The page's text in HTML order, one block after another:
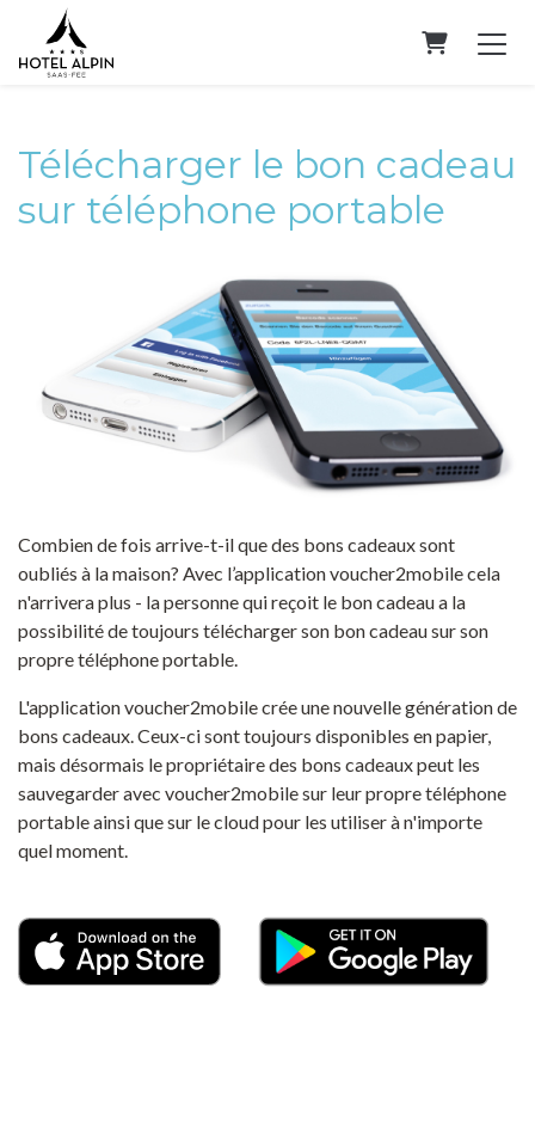
PANIER
Télécharger le bon cadeau
sur téléphone portable
Combien de fois arrive-t-il que des bons cadeaux sont
oubliés à la maison? Avec l’application voucher2mobile cela
n'arrivera plus - la personne qui reçoit le bon cadeau a la
possibilité de toujours télécharger son bon cadeau sur son
propre téléphone portable.
L'application voucher2mobile crée une nouvelle génération de
bons cadeaux. Ceux-ci sont toujours disponibles en papier,
mais désormais le propriétaire des bons cadeaux peut les
sauvegarder avec voucher2mobile sur leur propre téléphone
portable ainsi que sur le cloud pour les utiliser à n'importe
quel moment.